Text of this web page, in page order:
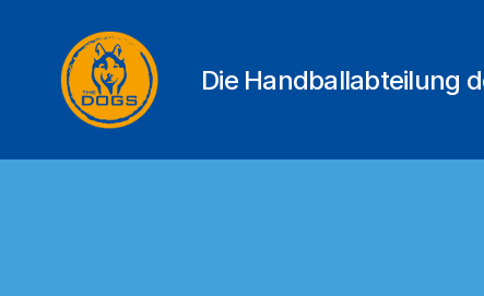
DOGS
Die Handballabteilung